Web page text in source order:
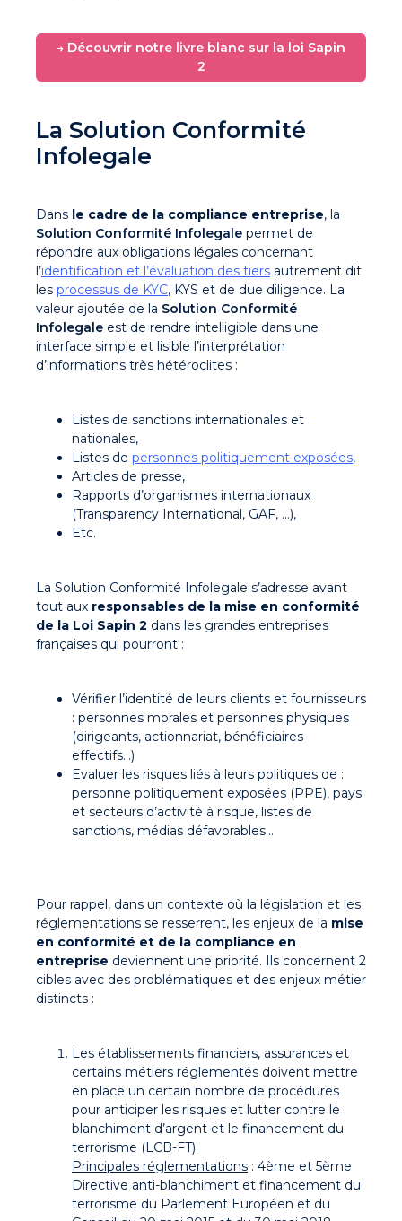
→ Découvrir notre livre blanc sur la loi Sapin
2
La Solution Conformité
Infolegale
Dans le cadre de la compliance entreprise, la
Solution Conformité Infolegale permet de
répondre aux obligations légales concernant
l’identification et l’évaluation des tiers autrement dit
les processus de KYC, KYS et de due diligence. La
valeur ajoutée de la Solution Conformité
Infolegale est de rendre intelligible dans une
interface simple et lisible l’interprétation
d’informations très hétéroclites :
Listes de sanctions internationales et
nationales,
Listes de personnes politiquement exposées,
Articles de presse,
Rapports d’organismes internationaux
(Transparency International, GAF, ...),
Etc.
La Solution Conformité Infolegale s’adresse avant
tout aux responsables de la mise en conformité
de la Loi Sapin 2 dans les grandes entreprises
françaises qui pourront :
Vérifier l’identité de leurs clients et fournisseurs
: personnes morales et personnes physiques
(dirigeants, actionnariat, bénéficiaires
effectifs…)
Evaluer les risques liés à leurs politiques de :
personne politiquement exposées (PPE), pays
et secteurs d’activité à risque, listes de
sanctions, médias défavorables…
Pour rappel, dans un contexte où la législation et les
réglementations se resserrent, les enjeux de la mise
en conformité et de la compliance en
entreprise deviennent une priorité. Ils concernent 2
cibles avec des problématiques et des enjeux métier
distincts :
Les établissements financiers, assurances et
certains métiers réglementés doivent mettre
en place un certain nombre de procédures
pour anticiper les risques et lutter contre le
blanchiment d’argent et le financement du
terrorisme (LCB-FT).
Principales réglementations : 4ème et 5ème
Directive anti-blanchiment et financement du
terrorisme du Parlement Européen et du